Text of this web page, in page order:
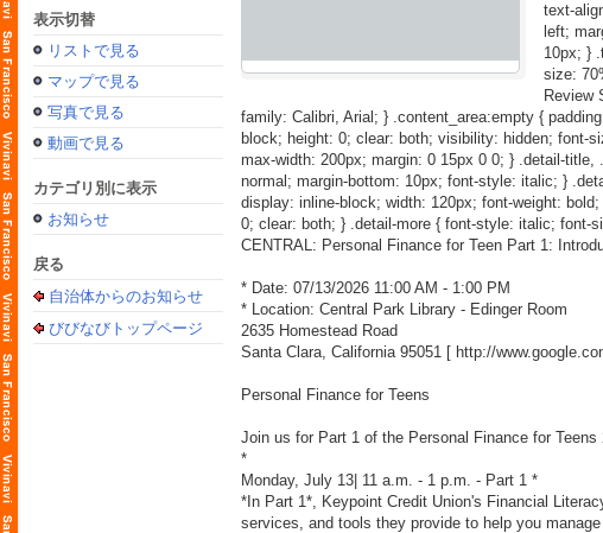
表示切替
リストで見る
マップで見る
写真で見る
動画で見る
カテゴリ別に表示
お知らせ
戻る
自治体からのお知らせ
びびなびトップページ
text-
left;
10px; }
size:
Review
family: Calibri, Arial; } .content_area:empty {
block; height: 0; clear: both; visibility: hidden; font-
max-width: 200px; margin: 0 15px 0 0; } .detail-
normal; margin-bottom: 10px; font-style: italic; }
display: inline-block; width: 120px; font-weight:
0; clear: both; } .detail-more { font-style: italic; font-
CENTRAL: Personal Finance for Teen Part 1:
* Date: 07/13/2026 11:00 AM - 1:00 PM
* Location: Central Park Library - Edinger Room
2635 Homestead Road
Santa Clara, California 95051 [ http://
Personal Finance for Teens
Join us for Part 1 of the Personal Finance for
*
Monday, July 13| 11 a.m. - 1 p.m. - Part 1 *
*In Part 1*, Keypoint Credit Union's Financial
services, and tools they provide to help you